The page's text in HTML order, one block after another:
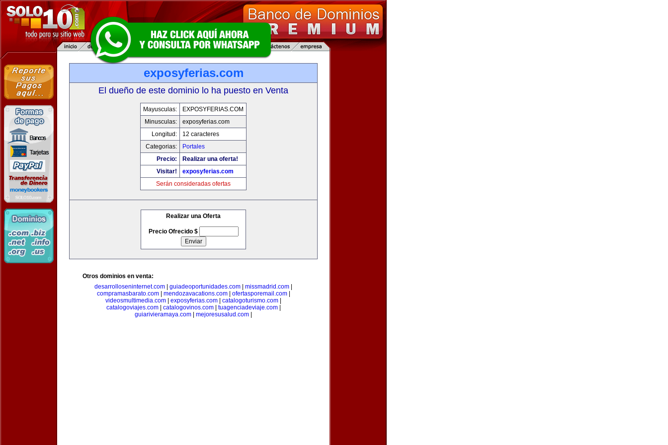
exposyferias.com
El dueño de este dominio lo ha puesto en Venta
Mayusculas:
EXPOSYFERIAS.COM
Minusculas:
exposyferias.com
Longitud:
12 caracteres
Categorias:
Portales
Precio:
Realizar una oferta!
Visitar!
exposyferias.com
Serán consideradas ofertas
Realizar una Oferta
Precio Ofrecido $
Otros dominios en venta:
desarrolloseninternet.com
guiadeoportunidades.com missmadrid.com
compramasbarato.com| mendozavacations.com| ofertasporemail.com|
videosmultimedia.com
exposyferias.com catalogoturismo.com
catalogoviajes.com| catalogovinos.com| tuagenciadeviaje.com|
guiarivieramaya.com
mejoresusalud.com